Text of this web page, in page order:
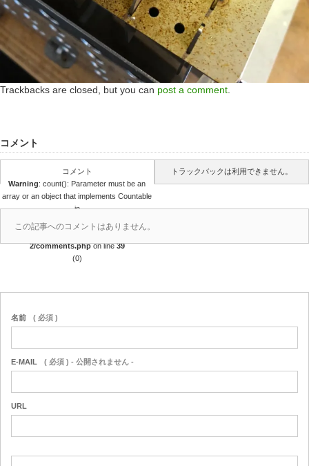
Trackbacks are closed, but you can post a comment.
コメント
コメント
Warning: count(): Parameter must be an
array or an object that implements Countable
in
/home/r4688280/public_html/takedataro.c
2/comments.phpon line39
(0)
トラックバックは利用できません。
この記事へのコメントはありません。
名前 ( 必須 )
E-MAIL ( 必須 ) - 公開されません -
URL